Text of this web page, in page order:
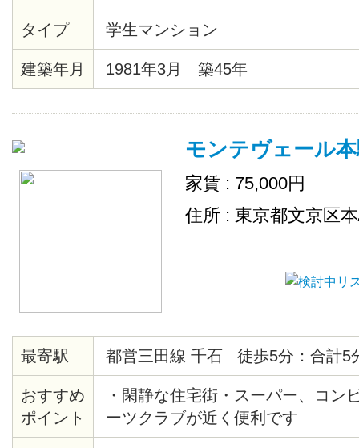
らに嬉しいのは、防犯カメラ付き
電もついているので、お引越しも
タイプ 学生マンション
建築年月 1981年3月 築45年
モンテヴェール
家賃 : 75,000円
住所 : 東京都文京区
最寄駅 都営三田線 千石 徒歩5分：合計5
おすすめ
ポイント
・閑静な住宅街・スーパー、コン
ーツクラブが近く便利です